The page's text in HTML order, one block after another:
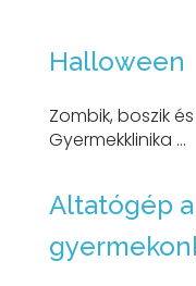
Halloween
Zombik, boszik
Gyermekklinika ...
Altatógép